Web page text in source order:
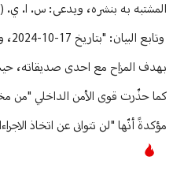
المشتبه به بنشره، ويدعى: س. ا. ي. (مواليد عام
بهدف المزاح مع احدى صديقاته،
كما حذّرت قوى الأمن الداخلي "من
مؤكدةً أنّها "لن تتوانى عن اتخاذ